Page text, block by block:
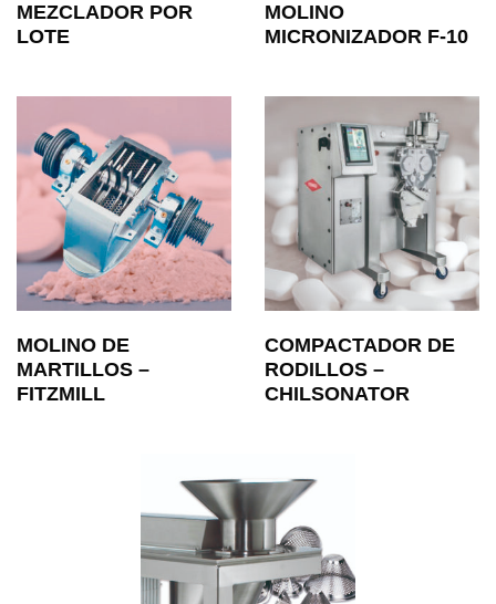
MEZCLADOR POR
LOTE
MOLINO
MICRONIZADOR F-10
MOLINO DE
MARTILLOS –
FITZMILL
COMPACTADOR DE
RODILLOS –
CHILSONATOR